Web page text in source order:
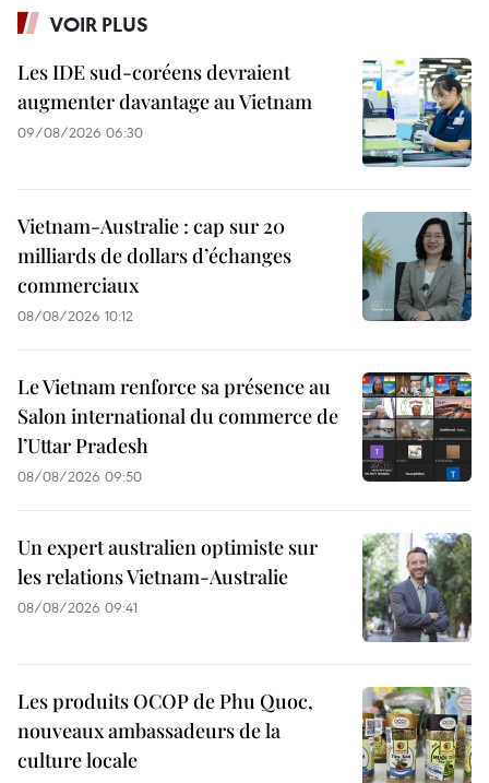
VOIR PLUS
Les IDE sud-coréens devraient
augmenter davantage au Vietnam
09/08/2026 06:30
Vietnam-Australie : cap sur 20
milliards de dollars d’échanges
commerciaux
08/08/2026 10:12
Le Vietnam renforce sa présence au
Salon international du commerce de
l’Uttar Pradesh
08/08/2026 09:50
Un expert australien optimiste sur
les relations Vietnam-Australie
08/08/2026 09:41
Les produits OCOP de Phu Quoc,
nouveaux ambassadeurs de la
culture locale